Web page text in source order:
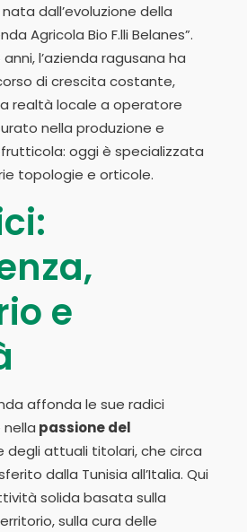
dall’evoluzione della
Agricola Bio F.lli Belanes”.
l’azienda ragusana ha
di crescita costante,
realtà locale a operatore
nella produzione e
oggi è specializzata
topologie e orticole.
e
affonda le sue radici
nella passione del
degli attuali titolari, che circa
dalla Tunisia all’Italia. Qui
solida basata sulla
sulla cura delle